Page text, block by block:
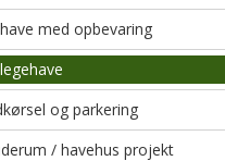
med opbevaring
og parkering
/ havehus projekt